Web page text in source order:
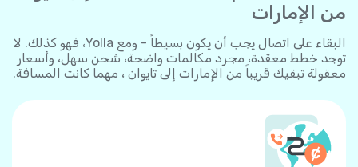
من الإمارات
البقاء على اتصال يجب أن يكون بسيطاً - ومع Yolla، فهو كذلك. لا
توجد خطط معقدة، مجرد مكالمات واضحة، شحن سهل، وأسعار
معقولة تبقيك قريباً من الإمارات إلى تايوان ، مهما كانت المسافة.